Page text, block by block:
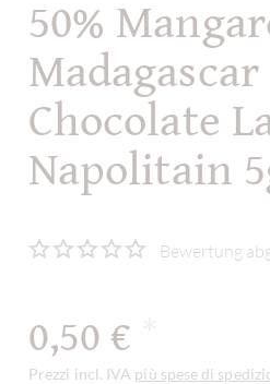
50%
Madagascar
Chocolate
Napolitain
Bewertung
0,50 €
Prezzi incl. IVA più spese di